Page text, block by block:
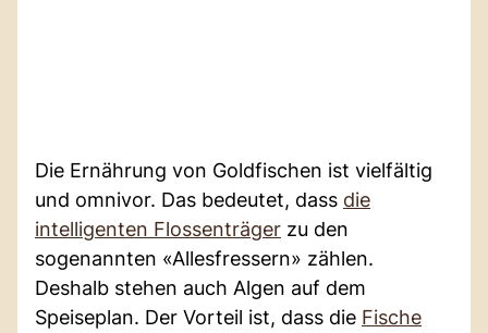
Die Ernährung von Goldfischen ist vielfältig
und omnivor. Das bedeutet, dass die
intelligenten Flossenträger zu den
sogenannten «Allesfressern» zählen.
Deshalb stehen auch Algen auf dem
Speiseplan. Der Vorteil ist, dass die Fische